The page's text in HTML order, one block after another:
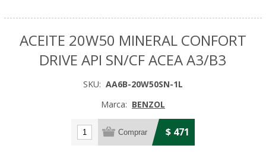
ACEITE 20W50 MINERAL CONFORT
DRIVE API SN/CF ACEA A3/B3
SKU: AA6B-20W50SN-1L
Marca: BENZOL
$ 471